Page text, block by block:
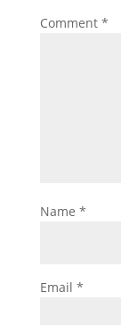
Comment *
Name *
Email *